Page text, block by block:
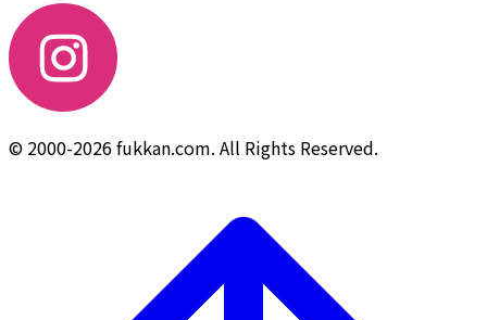
© 2000-2026 fukkan.com. All Rights Reserved.